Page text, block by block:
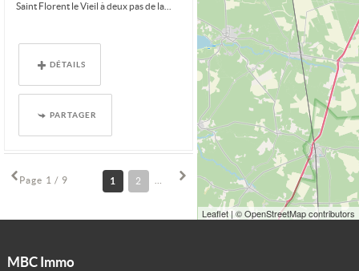
Saint Florent le Vieil à deux pas de la...
DÉTAILS
PARTAGER
Page 1 / 9 1 2 6 8
MBC Immo